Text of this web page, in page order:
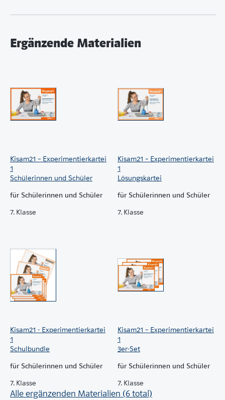
Ergänzende Materialien
Kisam21 – Experimentierkartei
1
Schülerinnen und Schüler
für Schülerinnen und Schüler
7. Klasse
Kisam21 – Experimentierkartei
1
Lösungskartei
für Schülerinnen und Schüler
7. Klasse
Kisam21 - Experimentierkartei
1
Schulbundle
für Schülerinnen und Schüler
7. Klasse
Kisam21 – Experimentierkartei
1
3er-Set
für Schülerinnen und Schüler
7. Klasse
Alle ergänzenden Materialien (6 total)